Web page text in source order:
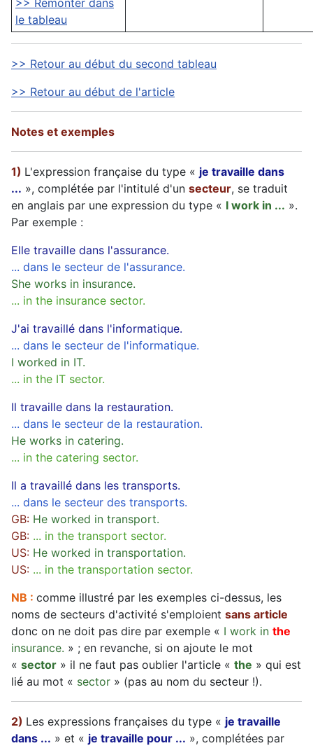
>> Remonter dans
le tableau
>> Retour au début du second tableau
>> Retour au début de l'article
Notes et exemples
1) L'expression française du type « je travaille dans
... », complétée par l'intitulé d'un secteur, se traduit
en anglais par une expression du type « I work in ... ».
Par exemple :
Elle travaille dans l'assurance.
... dans le secteur de l'assurance.
She works in insurance.
... in the insurance sector.
J'ai travaillé dans l'informatique.
... dans le secteur de l'informatique.
I worked in IT.
... in the IT sector.
Il travaille dans la restauration.
... dans le secteur de la restauration.
He works in catering.
... in the catering sector.
Il a travaillé dans les transports.
... dans le secteur des transports.
GB: He worked in transport.
GB: ... in the transport sector.
US: He worked in transportation.
US: ... in the transportation sector.
NB : comme illustré par les exemples ci-dessus, les
noms de secteurs d'activité s'emploient sans article
donc on ne doit pas dire par exemple « I work in the
insurance. » ; en revanche, si on ajoute le mot
« sector » il ne faut pas oublier l'article « the » qui est
lié au mot « sector » (pas au nom du secteur !).
2) Les expressions françaises du type « je travaille
dans ... » et « je travaille pour ... », complétées par